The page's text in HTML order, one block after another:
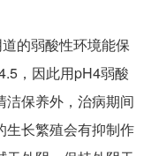
的弱酸性环境能保
，因此用pH4弱酸
洁保养外，治病期间
生长繁殖会有抑制作